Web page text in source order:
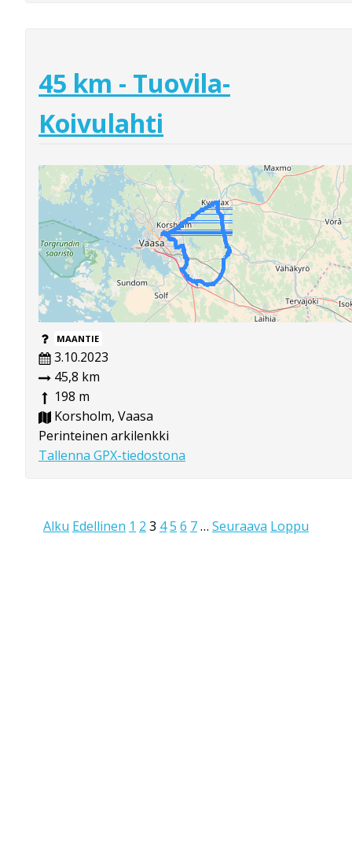
45 km - Tuovila-
Koivulahti
MAANTIE
3.10.2023
45,8 km
198 m
Korsholm, Vaasa
Perinteinen arkilenkki
Tallenna GPX-tiedostona
Alku Edellinen 1 2 3 45 6 7… Seuraava Loppu